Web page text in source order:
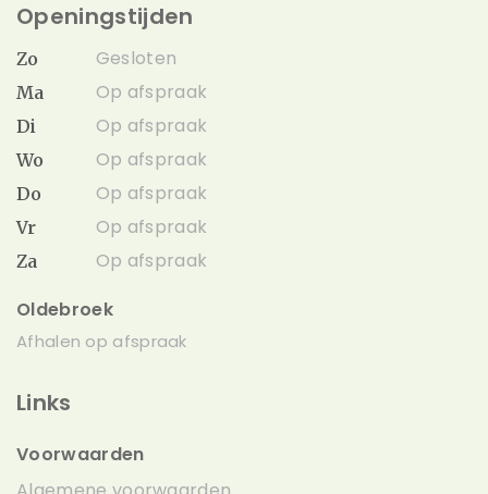
Openingstijden
Zo Gesloten
Ma Op afspraak
Di Op afspraak
Wo Op afspraak
Do Op afspraak
Vr Op afspraak
Za
Op afspraak
Oldebroek
Afhalen op afspraak
Links
Voorwaarden